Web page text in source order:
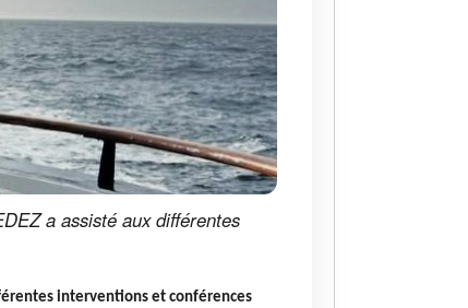
a assisté aux différentes
interventions et conférences